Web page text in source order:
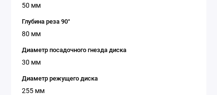
50 мм
Глубина реза 90°
80 мм
Диаметр посадочного гнезда диска
30 мм
Диаметр режущего диска
255 мм